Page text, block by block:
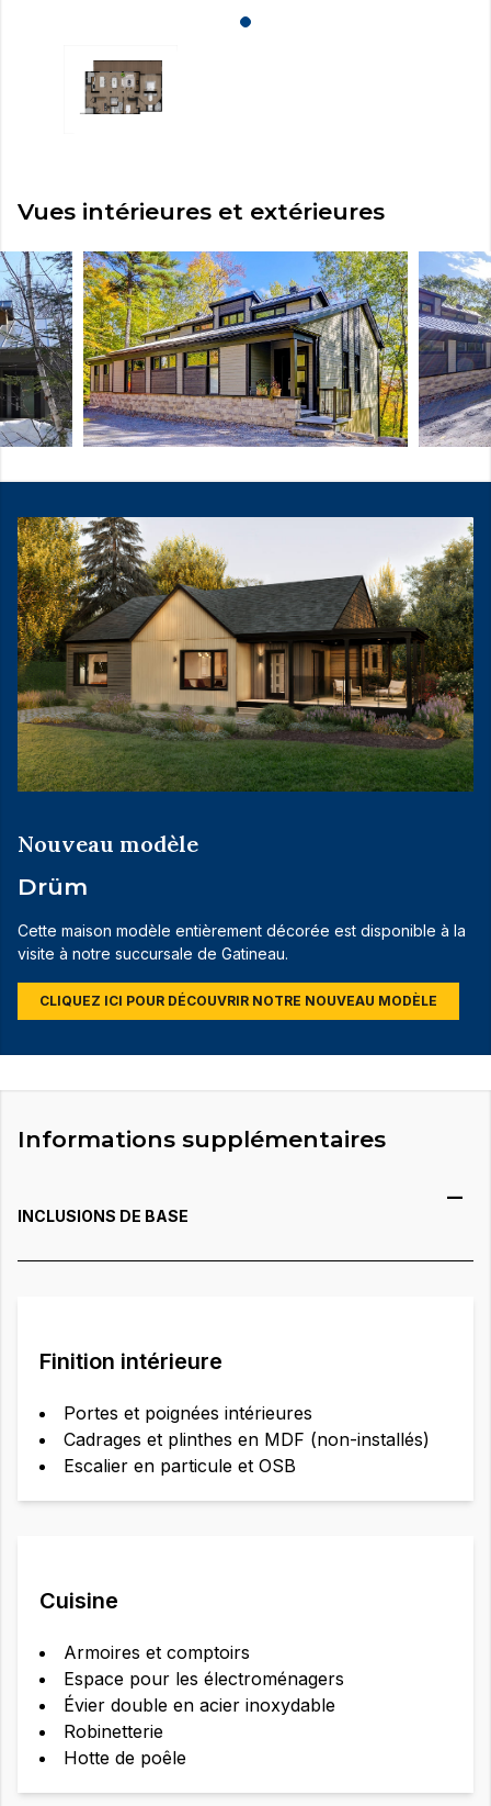
Vues intérieures et extérieures
Nouveau modèle
Drüm
Cette maison modèle entièrement décorée est disponible à la
visite à notre succursale de Gatineau.
CLIQUEZ ICI POUR DÉCOUVRIR NOTRE NOUVEAU MODÈLE
Informations supplémentaires
INCLUSIONS DE BASE
Finition intérieure
Portes et poignées intérieures
Cadrages et plinthes en MDF (non-installés)
Escalier en particule et OSB
Cuisine
Armoires et comptoirs
Espace pour les électroménagers
Évier double en acier inoxydable
Robinetterie
Hotte de poêle